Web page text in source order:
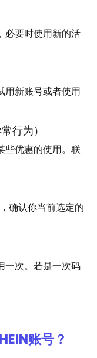
必要时使用新的活
用新账号或者使用
行为）
些优惠的使用。联
确认你当前选定的
一次。若是一次码
账号？